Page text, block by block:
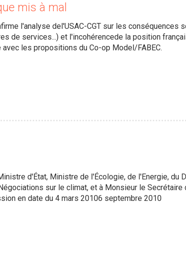
mis à mal
l'analyse del'USAC-CGT sur les conséquences
de services...) et l'incohérencede la position
les propositions du Co-op Model/FABEC.
d'État, Ministre de l'Écologie, de l'Energie, du
sur le climat, et à Monsieur le Secrétaire
en date du 4 mars 20106 septembre 2010